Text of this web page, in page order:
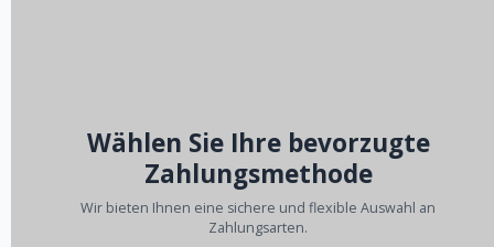
Wählen Sie Ihre bevorzugte
Zahlungsmethode
Wir bieten Ihnen eine sichere und flexible Auswahl an
Zahlungsarten.